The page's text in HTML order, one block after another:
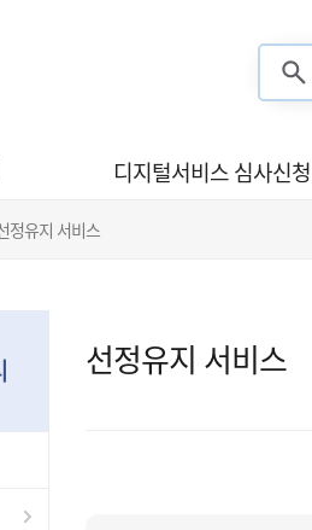
디지털서비스 심사신청
정유지 서비스
선정유지 서비스